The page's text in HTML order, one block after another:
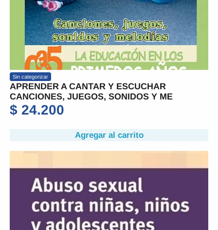
Sin categorizar
APRENDER A CANTAR Y ESCUCHAR
CANCIONES, JUEGOS, SONIDOS Y ME
$ 24.200
Agregar al carrito